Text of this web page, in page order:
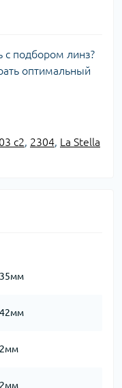
подбором линз?
оптимальный
c2 2304 La Stella